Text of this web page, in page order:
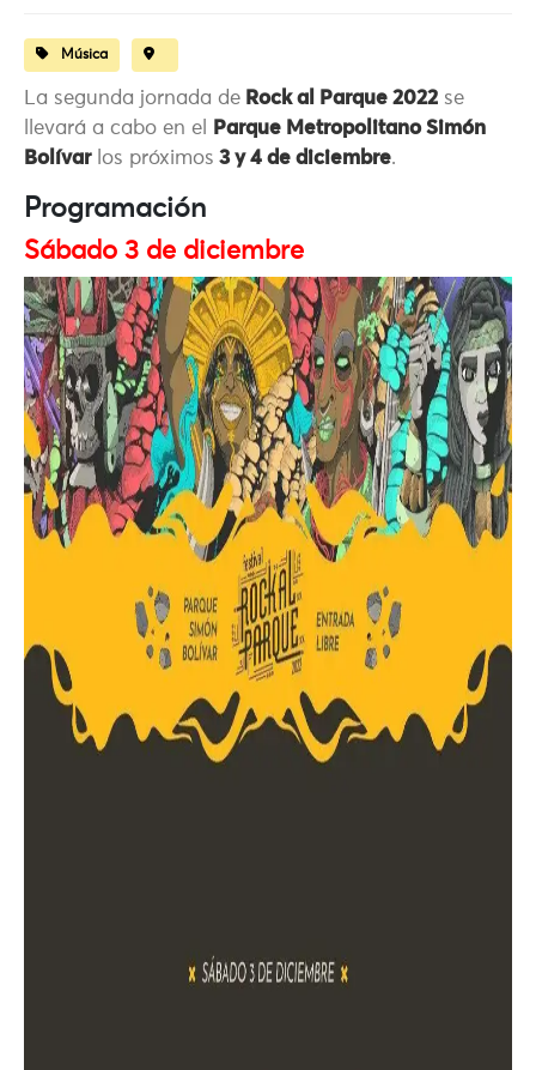
Música
La segunda jornada de Rock al Parque 2022 se
llevará a cabo en el
Parque Metropolitano Simón
Bolívarlos próximos 3 y 4 de diciembre.
Programación
Sábado 3 de diciembre